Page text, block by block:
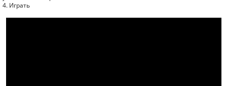
4. Играть